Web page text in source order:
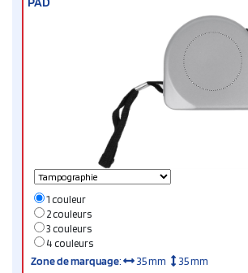
1 couleur
2 couleurs
3 couleurs
4 couleurs
Zone de marquage: 35 mm 35 mm